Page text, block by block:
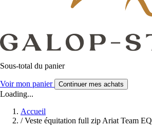
Sous-total du panier
Voir mon panier Continuer mes achats
Loading...
Accueil
/ Veste équitation full zip Ariat Team EQ